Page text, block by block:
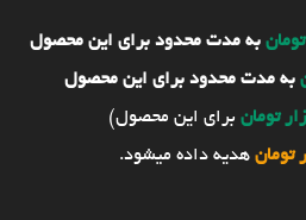
به مدت محدود برای این محصول
به مدت محدود برای این محصول
برای این محصول)
هدیه داده میشود.